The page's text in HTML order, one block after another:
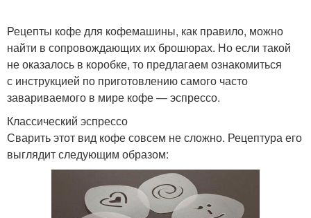
Рецепты кофе для кофемашины, как правило, можно
найти в сопровождающих их брошюрах. Но если такой
не оказалось в коробке, то предлагаем ознакомиться
с инструкцией по приготовлению самого часто
завариваемого в мире кофе — эспрессо.
Классический эспрессо
Сварить этот вид кофе совсем не сложно. Рецептура его
выглядит следующим образом: